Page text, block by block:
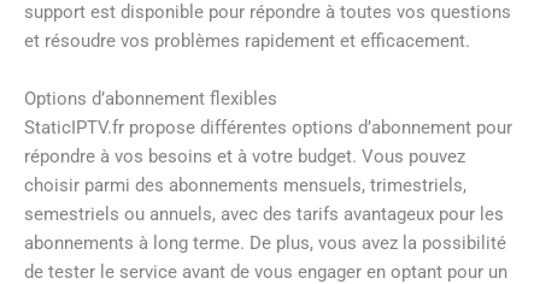
support est disponible pour répondre à toutes vos questions
et résoudre vos problèmes rapidement et efficacement.
Options d’abonnement flexibles
StaticIPTV.fr propose différentes options d’abonnement pour
répondre à vos besoins et à votre budget. Vous pouvez
choisir parmi des abonnements mensuels, trimestriels,
semestriels ou annuels, avec des tarifs avantageux pour les
abonnements à long terme. De plus, vous avez la possibilité
de tester le service avant de vous engager en optant pour un